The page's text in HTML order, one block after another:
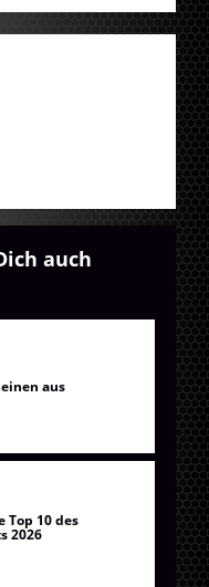
auch
aus
Top 10 des
2026